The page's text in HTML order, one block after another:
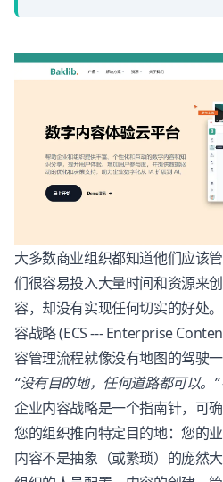
大多数商业组织都知道他们应该
们很容易投入大量时间和资源来
容，却没有实现任何切实的好处
容战略 (ECS --- Enterprise
容管理流程就像没有地图的驾驶一
“没有目的地，任何道路都可以。”
企业内容战略是一个指南针，可
您的组织推向特定目的地：您的
内容不是抽象（或繁琐）的庞然